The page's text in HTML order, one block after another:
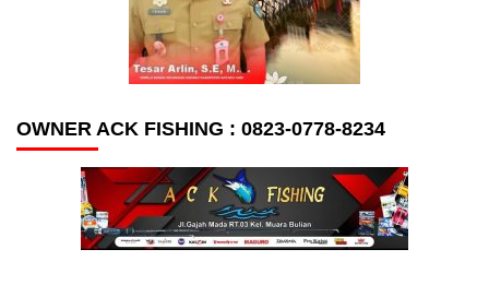
OWNER ACK FISHING : 0823-0778-8234